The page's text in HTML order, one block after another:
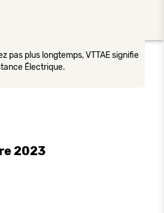
pas plus longtemps, VTTAE signifie
Électrique.
2023